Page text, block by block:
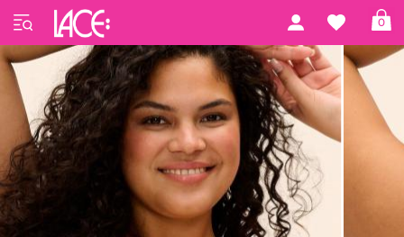
0
Forside Elomi Active